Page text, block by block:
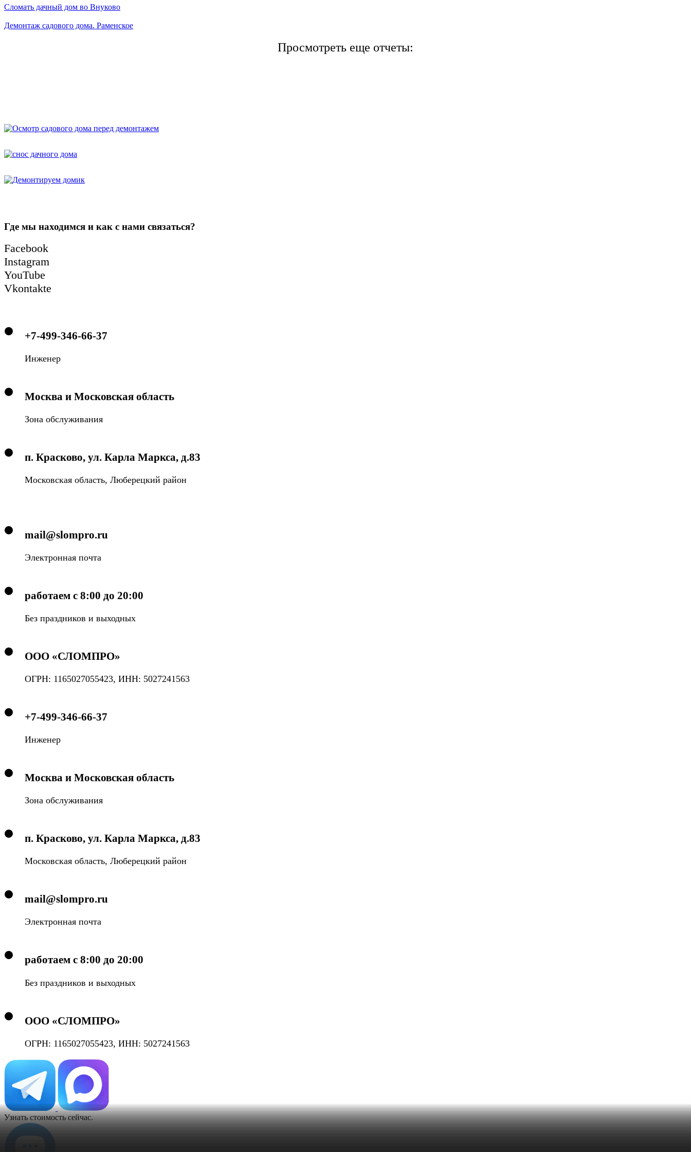
Сломать дачный дом во Внуково
Демонтаж садового дома. Раменское
Просмотреть еще отчеты:
Где мы находимся и как с нами связаться?
Facebook
Instagram
YouTube
Vkontakte
+7-499-346-66-37
Инженер
Москва и Московская область
Зона обслуживания
п. Красково, ул. Карла Маркса, д.83
Московская область, Люберецкий район
mail@slompro.ru
Электронная почта
работаем с 8:00 до 20:00
Без праздников и выходных
ООО «СЛОМПРО»
ОГРН: 1165027055423, ИНН: 5027241563
+7-499-346-66-37
Инженер
Москва и Московская область
Зона обслуживания
п. Красково, ул. Карла Маркса, д.83
Московская область, Люберецкий район
mail@slompro.ru
Электронная почта
работаем с 8:00 до 20:00
Без праздников и выходных
ООО «СЛОМПРО»
ОГРН: 1165027055423, ИНН: 5027241563
Узнать стоимость сейчас.